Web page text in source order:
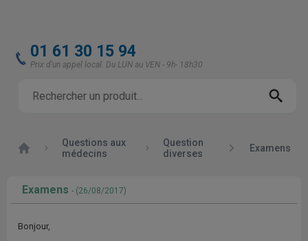
01 61 30 15 94
Prix d'un appel local. Du LUN au VEN - 9h- 18h30
Accueil
Questions aux
médecins
Question
diverses
Examens
Examens - (26/08/2017)
Bonjour,